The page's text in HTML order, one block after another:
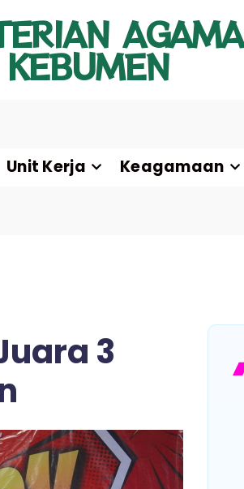
AGAMA
Unit Kerja Keagamaan
3